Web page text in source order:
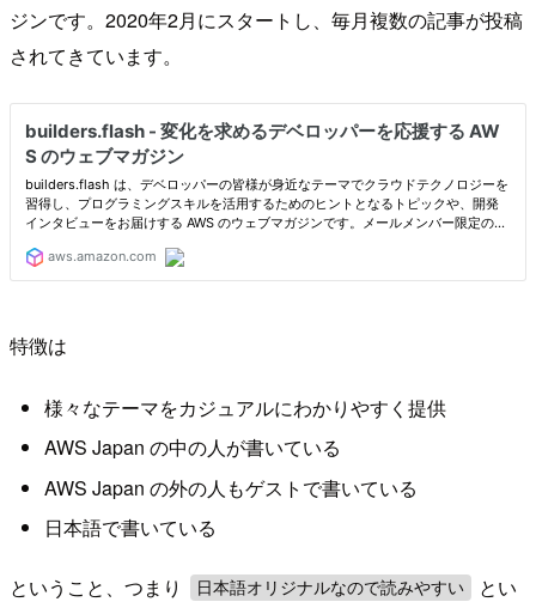
ジンです。2020年2月にスタートし、毎月複数の記事が投稿
されてきています。
特徴は
様々なテーマをカジュアルにわかりやすく提供
AWS Japan の中の人が書いている
AWS Japan の外の人もゲストで書いている
日本語で書いている
ということ、つまり 日本語オリジナルなので読みやすい
とい